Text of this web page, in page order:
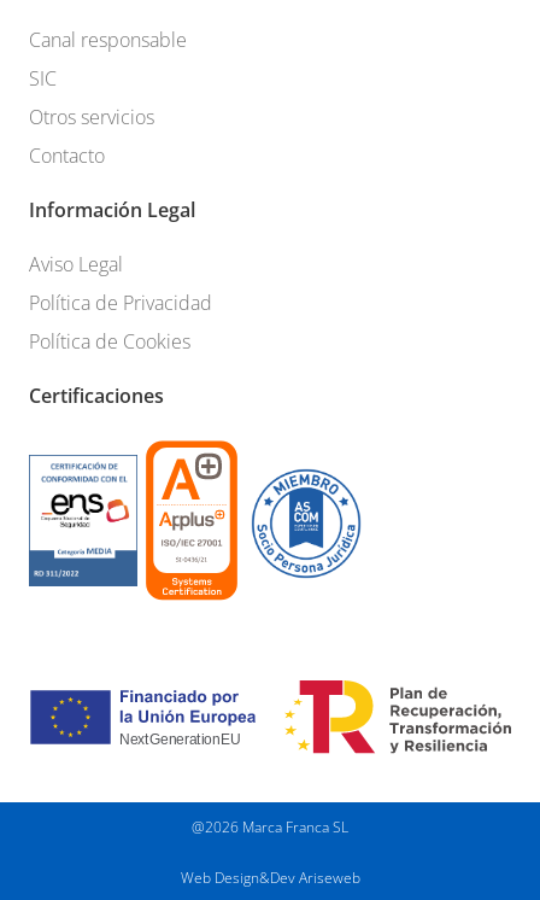
Canal responsable
SIC
Otros servicios
Contacto
Información Legal
Aviso Legal
Política de Privacidad
Política de Cookies
Certificaciones
@2026 Marca Franca SL
Web Design&DevAriseweb